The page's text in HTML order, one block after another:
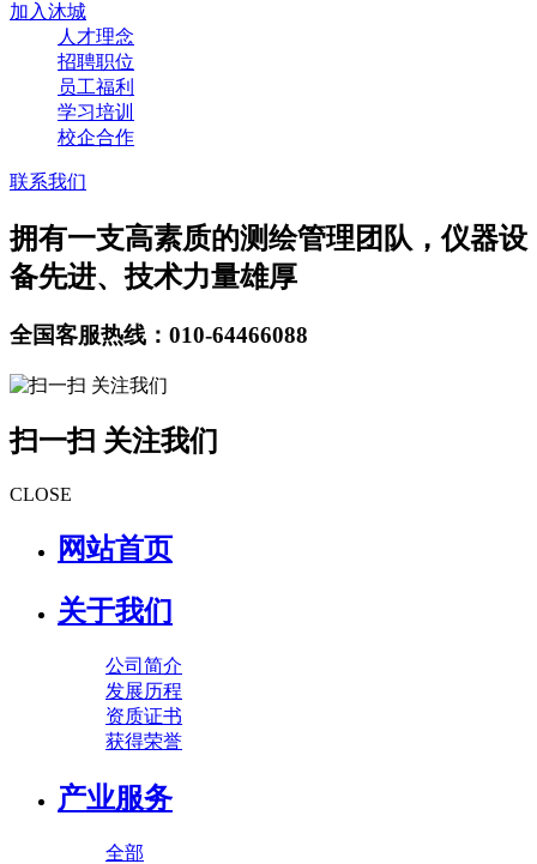
加入沐城
人才理念
招聘职位
员工福利
学习培训
校企合作
联系我们
拥有一支高素质的测绘管理团队，仪器设
备先进、技术力量雄厚
全国客服热线：010-64466088
扫一扫 关注我们
CLOSE
网站首页
关于我们
公司简介
发展历程
资质证书
获得荣誉
产业服务
全部